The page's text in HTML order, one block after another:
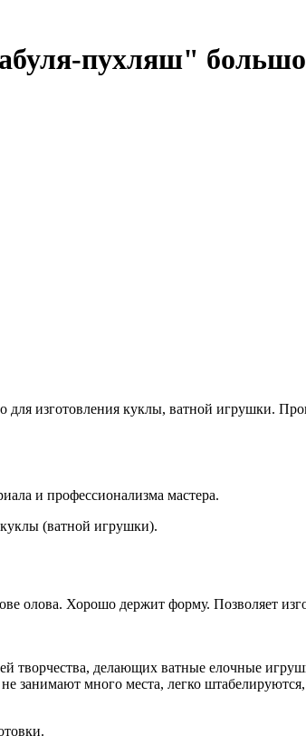
пухляш"
изготовления куклы, ватной игрушки.
и профессионализма мастера.
(ватной игрушки).
олова. Хорошо держит форму. Позволяет
делающих ватные елочные
много места, легко штабелируются,